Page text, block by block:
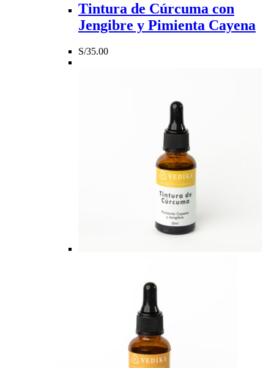
Tintura de Cúrcuma con
Jengibre y Pimienta Cayena
S/35.00